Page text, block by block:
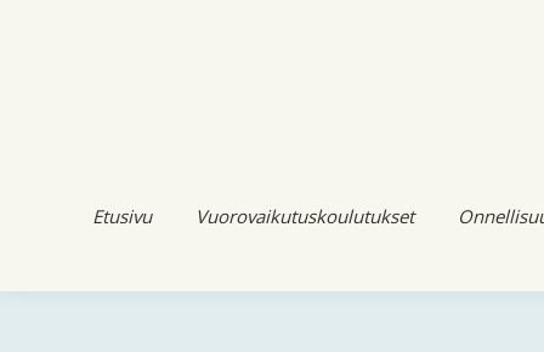
Etusivu Vuorovaikutuskoulutukset